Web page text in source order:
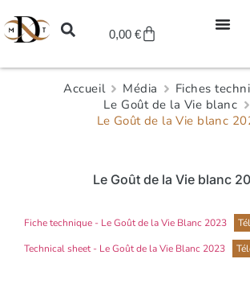
0,00 €
Accueil Média
Fiches
Le Goût de la Vie blanc
Le Goût de la Vie blanc
Le Goût de la Vie blanc
Fiche technique - Le Goût de la Vie Blanc 2023
Technical sheet - Le Goût de la Vie Blanc 2023